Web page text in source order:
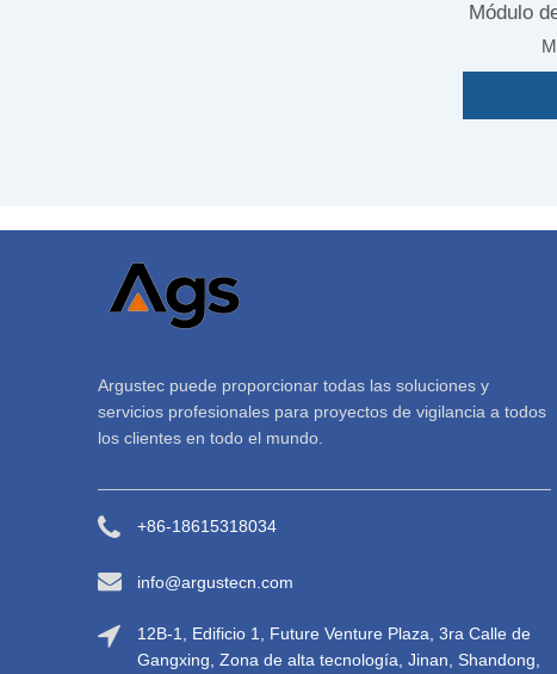
Módulo
alcance
Argustec puede proporcionar todas las soluciones y
servicios profesionales para proyectos de vigilancia a todos
los clientes en todo el mundo.
+86-18615318034
info@argustecn.com
12B-1, Edificio 1, Future Venture Plaza, 3ra Calle de
Gangxing, Zona de alta tecnología, Jinan, Shandong,